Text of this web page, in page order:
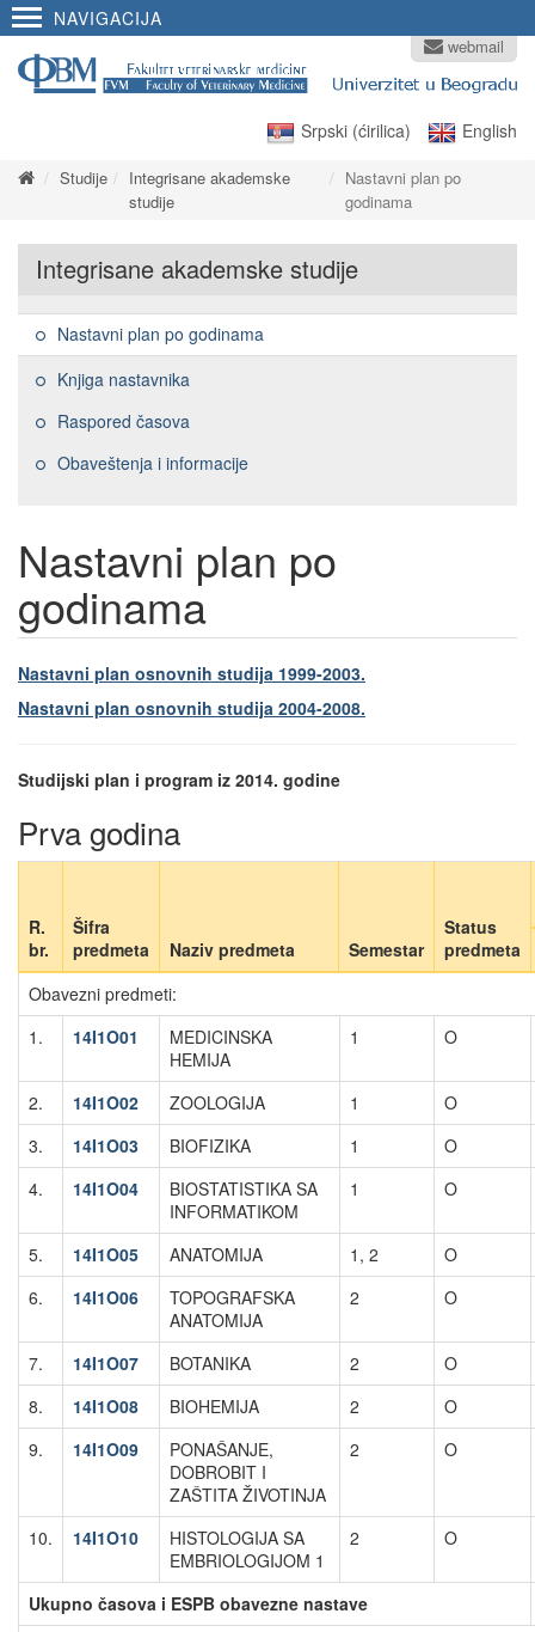
NAVIGACIJA
Srpski (ćirilica) English
webmail
Studije
Integrisane akademske
studije
Nastavni plan po
godinama
Integrisane akademske studije
Nastavni plan po godinama
Knjiga nastavnika
Raspored časova
Obaveštenja i informacije
Nastavni plan po
godinama
Nastavni plan osnovnih studija 1999-2003.
Nastavni plan osnovnih studija 2004-2008.
Studijski plan i program iz 2014. godine
Prva godina
R.
br.
Šifra
predmeta
Naziv predmeta Semestar
Status
predmeta
Obavezni predmeti:
1.
14I1O01
MEDICINSKA
HEMIJA
1 O
2. 14I1O02 ZOOLOGIJA 1
O
3.
14I1O03 BIOFIZIKA 1
O
4.
14I1O04
BIOSTATISTIKA SA
INFORMATIKOM
1 O
5. 14I1O05 ANATOMIJA 1, 2
O
6.
14I1O06
TOPOGRAFSKA
ANATOMIJA
2 O
7. 14I1O07 BOTANIKA 2
O
8.
14I1O08 BIOHEMIJA 2
O
9.
14I1O09
PONAŠANJE,
DOBROBIT I
ZAŠTITA ŽIVOTINJA
2 O
10. 14I1O10
HISTOLOGIJA SA
EMBRIOLOGIJOM 1
2 O
Ukupno časova i ESPB obavezne nastave